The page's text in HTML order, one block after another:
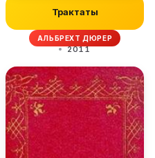
Трактаты
АЛЬБРЕХТ ДЮРЕР
2011